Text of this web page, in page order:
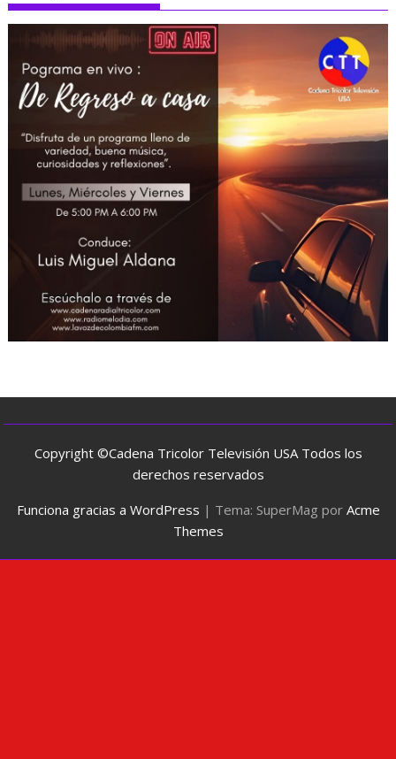
Copyright ©Cadena Tricolor Televisión USA Todos los
derechos reservados
Funciona gracias a WordPress | Tema: SuperMag por Acme
Themes